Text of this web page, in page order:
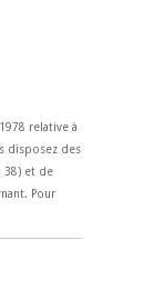
relative à
disposez des
38) et de
Pour